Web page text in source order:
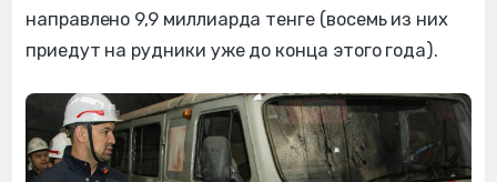
направлено 9,9 миллиарда тенге (восемь из них
приедут на рудники уже до конца этого года).